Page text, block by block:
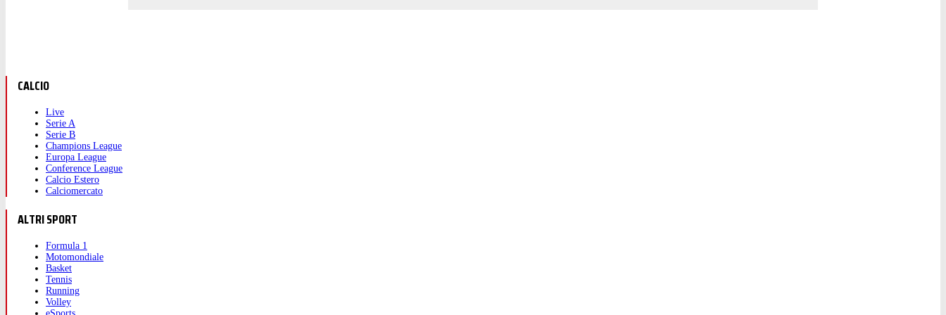
CALCIO
Live
Serie A
Serie B
Champions League
Europa League
Conference League
Calcio Estero
Calciomercato
ALTRI SPORT
Formula 1
Motomondiale
Basket
Tennis
Running
Volley